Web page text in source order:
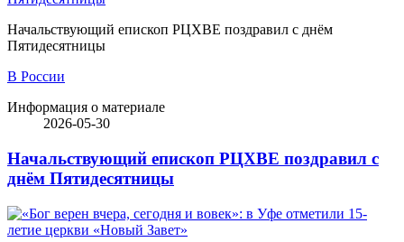
Начальствующий епископ РЦХВЕ поздравил с днём
Пятидесятницы
В России
Информация о материале
2026-05-30
Начальствующий епископ РЦХВЕ поздравил с
днём Пятидесятницы